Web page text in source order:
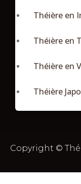
Théière en
Théière en
Théière en
Théière
Copyright ©